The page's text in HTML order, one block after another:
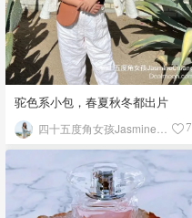
驼色系小包，春夏秋冬都出片
7